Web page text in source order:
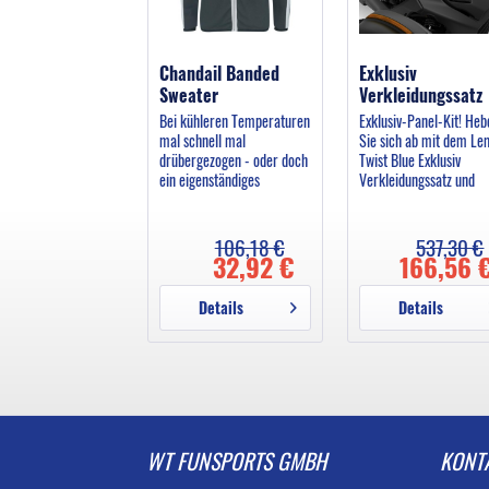
Chandail Banded
Sweater
Bei kühleren Temperaturen
mal schnell mal
drübergezogen - oder doch
ein eigenständiges
her. Tolles Ding mit can-
am Logo auf der Brust. Der
helle graue Stoff und die
reflektierenden Streifen...
106,18 €
32,92 €
Details
Exklusiv
Verkleidungssatz
Lemon Twist
Exklusiv-Panel-Kit!
Sie sich ab mit dem
Twist Blue Exklusiv
Verkleidungssatz und
Installation. Entwickelt,
richtig zu passen und
zu sitzen. Ebenso
537,30 €
166,56
Details
WT FUNSPORTS GMBH